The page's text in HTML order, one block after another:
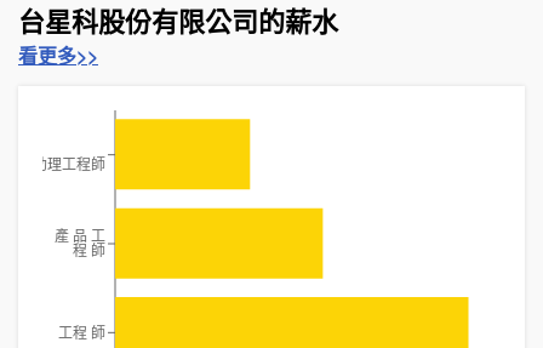
台星科股份有限公司的薪水
看更多>>
助理工程師
產 品 工
程 師
工程 師